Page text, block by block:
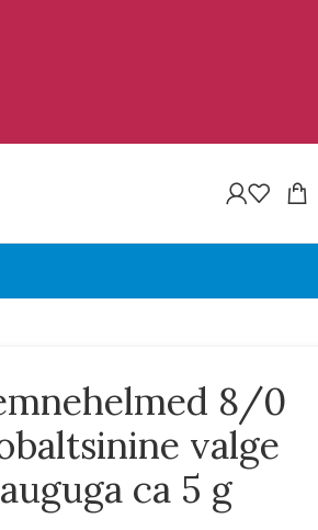
8/0
valge
auguga ca 5 g